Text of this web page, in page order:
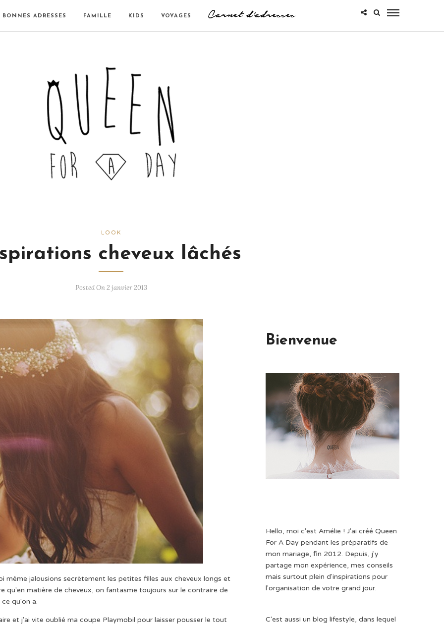
BONNES ADRESSES FAMILLE KIDS VOYAGES
LOOK
cheveux lâchés
Posted On 2 janvier 2013
jalousions secrètement les petites filles aux cheveux longs et
qu'en matière de cheveux, on fantasme toujours sur le contraire de
ce qu'on a.
et j'ai vite oublié ma coupe Playmobil pour laisser pousser le tout
Bienvenue
Hello, moi c'est Amélie ! J'ai créé Queen
For A Day pendant les préparatifs de
mon mariage, fin 2012. Depuis, j'y
partage mon expérience, mes conseils
mais surtout plein d'inspirations pour
l'organisation de votre grand jour.
C'est aussi un blog lifestyle, dans lequel